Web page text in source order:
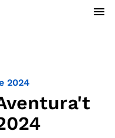
menu
2024